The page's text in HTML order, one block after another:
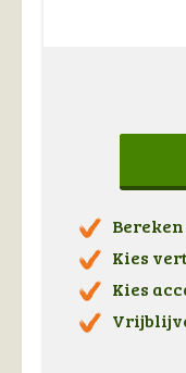
Kies
Kies